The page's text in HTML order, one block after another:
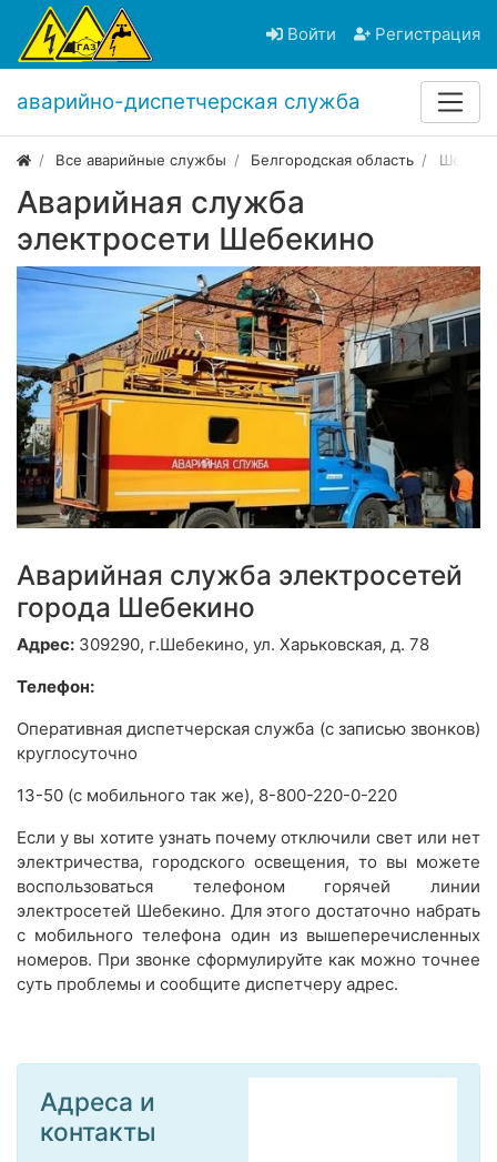
Войти Регистрация
аварийно-диспетчерская служба
Все аварийные службы Белгородская область
Аварийная служба
электросети Шебекино
Аварийная служба электросетей
города Шебекино
Адрес: 309290, г.Шебекино, ул. Харьковская, д. 78
Телефон:
Оперативная диспетчерская служба (с записью звонков)
круглосуточно
13-50 (с мобильного так же), 8-800-220-0-220
Если у вы хотите узнать почему отключили свет или нет
электричества, городского освещения, то вы можете
воспользоваться телефоном горячей линии
электросетей Шебекино. Для этого достаточно набрать
с мобильного телефона один из вышеперечисленных
номеров. При звонке сформулируйте как можно точнее
суть проблемы и сообщите диспетчеру адрес.
Адреса и
контакты